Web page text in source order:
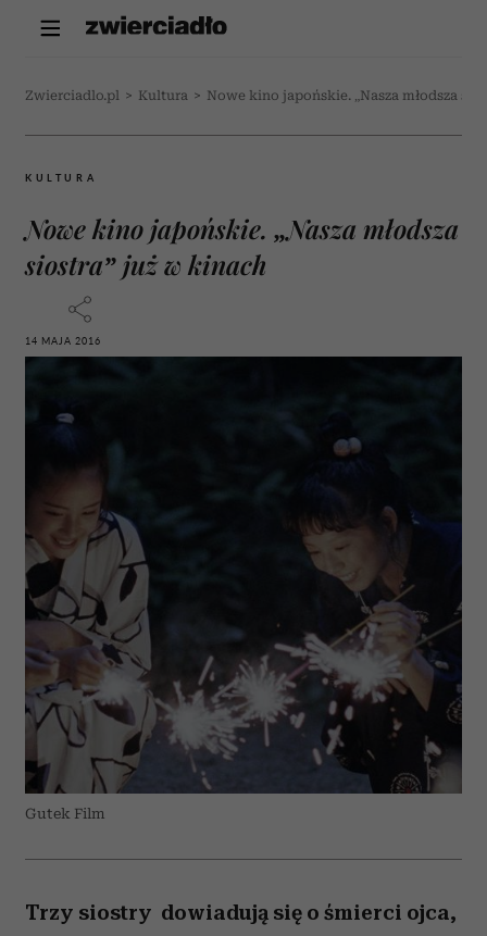
Zwierciadlo.pl > Kultura > Nowe kino japońskie. „Nasza młodsza
KULTURA
Nowe kino japońskie. „Nasza młodsza
siostra” już w kinach
14 MAJA 2016
Gutek Film
Trzy siostry dowiadują się o śmierci ojca,